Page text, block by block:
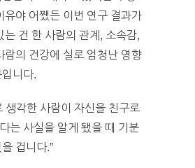
유야 어쨌든 이번 연구 결과가
는 건 한 사람의 관계, 소속감,
람의 건강에 실로 엄청난 영향
니다.
생각한 사람이 자신을 친구로
는 사실을 알게 됐을 때 기분
겁니다.”